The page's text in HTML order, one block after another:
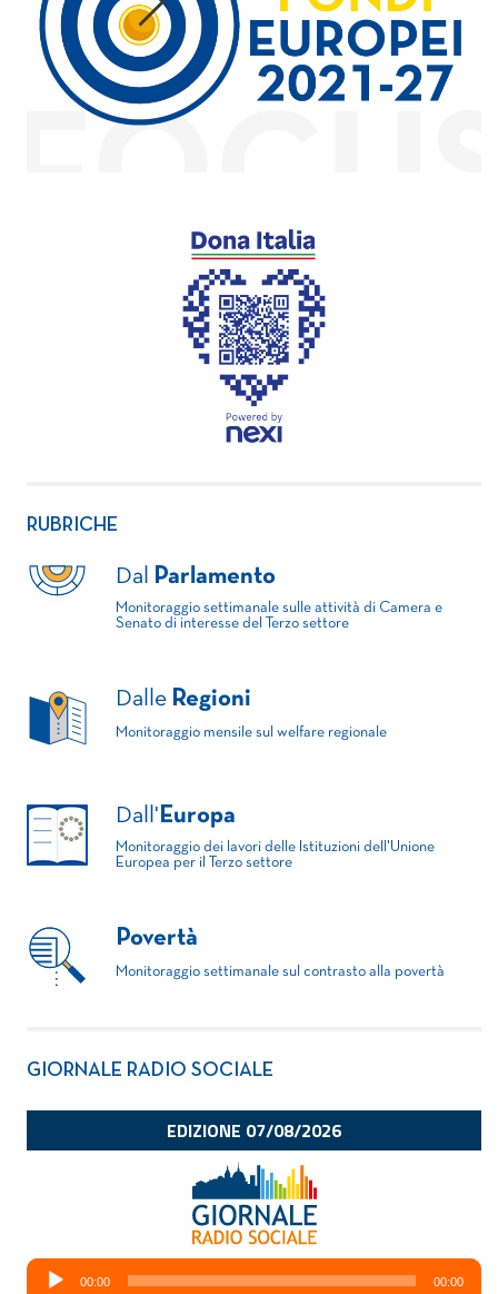
RUBRICHE
Dal Parlamento
Monitoraggio settimanale sulle attività di Camera e
Senato di interesse del Terzo settore
Dalle Regioni
Monitoraggio mensile sul welfare regionale
Dall' Europa
Monitoraggio dei lavori delle Istituzioni dell'Unione
Europea per il Terzo settore
Povertà
Monitoraggio settimanale sul contrasto alla povertà
GIORNALE RADIO SOCIALE